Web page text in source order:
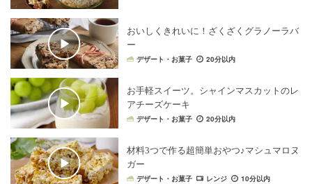
おいしくきれいに！ざくざくグラノーラバ
ー
デザート・お菓子 20分以内
お手軽スイーツ。シャインマスカットのレ
アチーズケーキ
デザート・お菓子 20分以内
材料3つで作る超簡単おやつ♪マシュマロヌ
ガー
デザート・お菓子 レンジ 10分以内